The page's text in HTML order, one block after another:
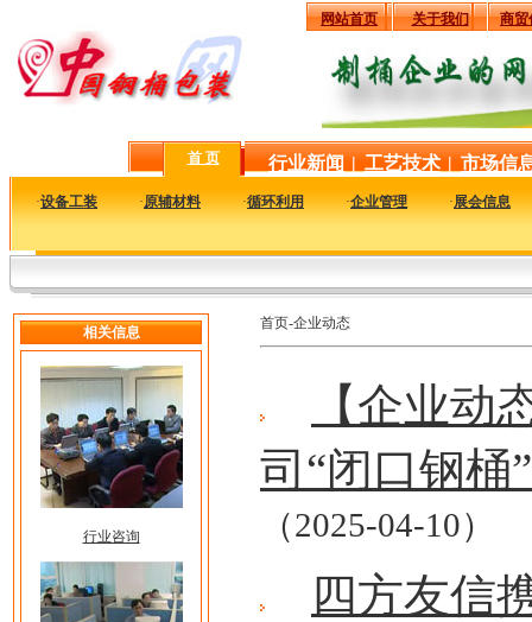
网站首页 关于我们 商贸
首 页 行业新闻 | 工艺技术 | 市场信
·设备工装 ·原辅材料 ·循环利用 ·企业管理 ·展会信息
相关信息
行业咨询
首页-企业动态
【企业动
司“闭口钢桶
（2025-04-10）
四方友信